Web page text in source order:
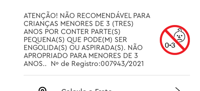
ATENÇÃO! NÃO RECOMENDÁVEL PARA
CRIANÇAS MENORES DE 3 (TRES)
ANOS POR CONTER PARTE(S)
PEQUENA(S) QUE PODE(M) SER
ENGOLIDA(S) OU ASPIRADA(S). NÃO
APROPRIADO PARA MENORES DE 3
ANOS..  Nº de Registro:007943/2021